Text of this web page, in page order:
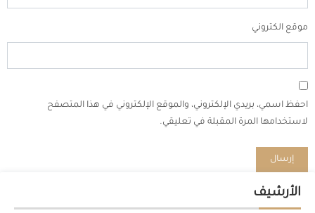
موقع الكتروني
احفظ اسمي، بريدي الإلكتروني، والموقع الإلكتروني في هذا المتصفح
لاستخدامها المرة المقبلة في تعليقي.
الأرشيف